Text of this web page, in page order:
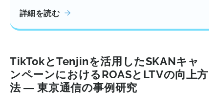
詳細を読む
TikTokとTenjinを活用したSKANキャ
ンペーンにおけるROASとLTVの向上方
法 ― 東京通信の事例研究